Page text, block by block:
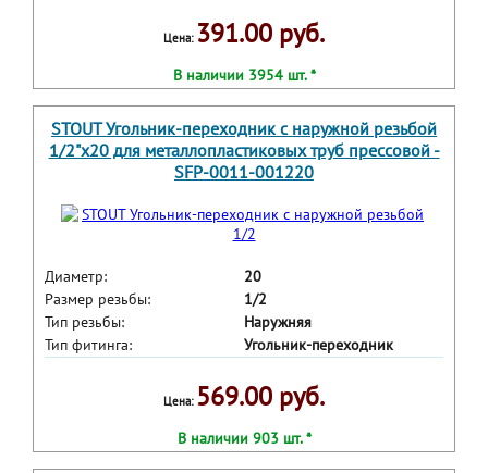
Цена: 391.00 руб.
В наличии 3954 шт. *
STOUT Угольник-переходник с наружной резьбой
1/2"х20 для металлопластиковых труб прессовой -
SFP-0011-001220
Диаметр:
20
Размер резьбы:
1/2
Тип резьбы:
Наружняя
Тип фитинга:
Угольник-переходник
Цена: 569.00 руб.
В наличии 903 шт. *